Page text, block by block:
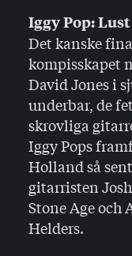
Iggy Pop:
Det kanske
kompisskapet
David Jones i
underbar, de
skrovliga
Iggy Pops
Holland så
gitarristen
Stone Age
Helders.